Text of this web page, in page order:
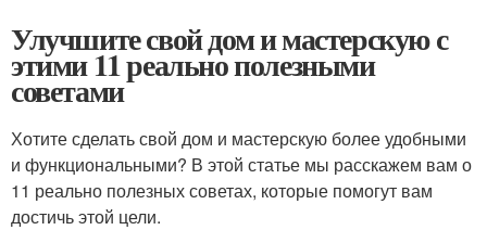
Улучшите свой дом и мастерскую с
этими 11 реально полезными
советами
Хотите сделать свой дом и мастерскую более удобными
и функциональными? В этой статье мы расскажем вам о
11 реально полезных советах, которые помогут вам
достичь этой цели.